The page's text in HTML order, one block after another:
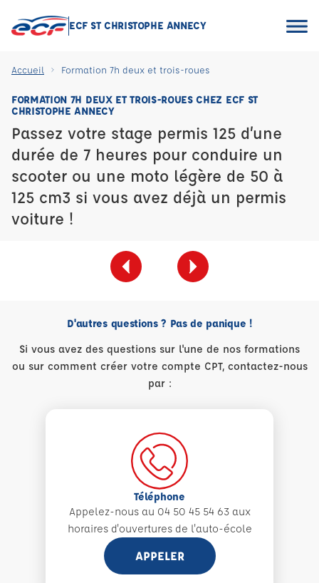
ECF ST CHRISTOPHE ANNECY
Accueil Formation 7h deux et trois-roues
FORMATION 7H DEUX ET TROIS-ROUES CHEZ ECF ST
CHRISTOPHE ANNECY
Passez votre stage permis 125 d’une
durée de 7 heures pour conduire un
scooter ou une moto légère de 50 à
125 cm3 si vous avez déjà un permis
voiture !
D'autres questions ? Pas de panique !
Si vous avez des questions sur l'une de nos formations
ou sur comment créer votre compte CPT, contactez-nous
par :
Téléphone
Appelez-nous au 04 50 45 54 63 aux
horaires d'ouvertures de l'auto-école
APPELER